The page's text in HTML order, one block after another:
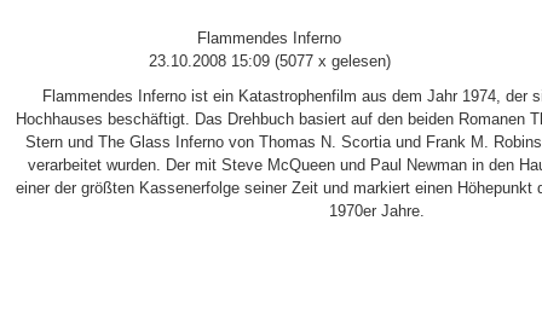
Flammendes Inferno
23.10.2008 15:09(5077 x gelesen)
Flammendes Inferno ist ein Katastrophenfilm aus dem Jahr 1974, der
Hochhauses beschäftigt. Das Drehbuch basiert auf den beiden Romanen
Stern und The Glass Inferno von Thomas N. Scortia und Frank M.
verarbeitet wurden. Der mit Steve McQueen und Paul Newman in den
einer der größten Kassenerfolge seiner Zeit und markiert einen Höhepunkt
1970er Jahre.